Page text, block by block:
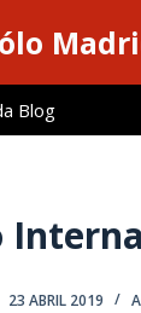
Blog
23 ABRIL 2019